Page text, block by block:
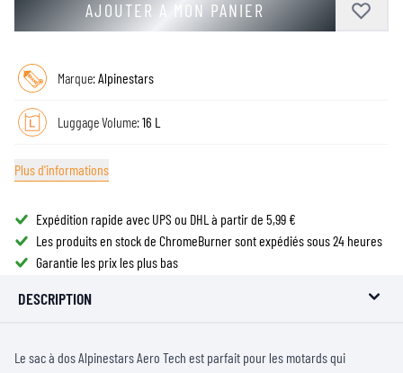
AJOUTER A MON PANIER
Marque:Alpinestars
Luggage Volume:16 L
Plus d'informations
Expédition rapide avec UPS ou DHL à partir de 5,99 €
Les produits en stock de ChromeBurner sont expédiés sous 24 heures
Garantie les prix les plus bas
DESCRIPTION
Le sac à dos Alpinestars Aero Tech est parfait pour les motards qui